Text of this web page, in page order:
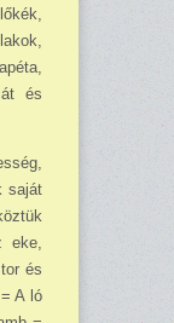
és
saját
eke,
és
A ló